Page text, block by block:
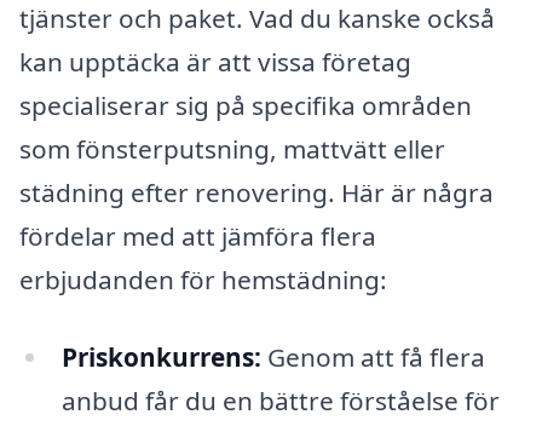
tjänster och paket. Vad du kanske också
kan upptäcka är att vissa företag
specialiserar sig på specifika områden
som fönsterputsning, mattvätt eller
städning efter renovering. Här är några
fördelar med att jämföra flera
erbjudanden för hemstädning:
Priskonkurrens: Genom att få flera
anbud får du en bättre förståelse för